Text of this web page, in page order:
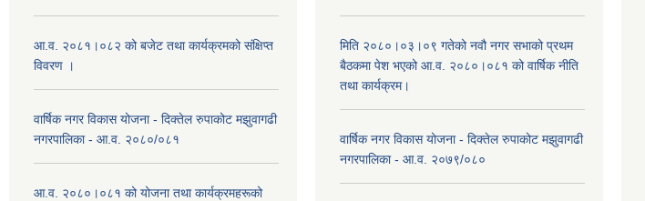
आ.व. २०८१।०८२ को बजेट तथा कार्यक्रमको संक्षिप्त
विवरण ।
वार्षिक नगर विकास योजना - दिक्तेल रुपाकोट मझुवागढी
नगरपालिका - आ.व. २०८०/०८१
आ.व. २०८०।०८१ को योजना तथा कार्यक्रमहरूको
मिति २०८०।०३।०९ गतेको नवौ नगर सभाको प्रथम
बैठकमा पेश भएको आ.व. २०८०।०८१ को वार्षिक नीति
तथा कार्यक्रम।
वार्षिक नगर विकास योजना - दिक्तेल रुपाकोट मझुवागढी
नगरपालिका - आ.व. २०७९/०८०